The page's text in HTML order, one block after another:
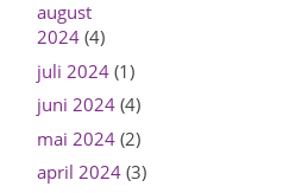
august
2024(4)
juli 2024(1)
juni 2024(4)
mai 2024(2)
april 2024(3)